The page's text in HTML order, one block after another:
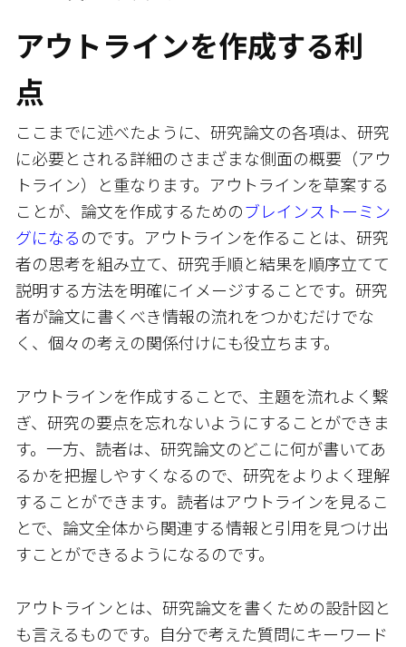
アウトラインを作成する利
点
ここまでに述べたように、研究論文の各項は、研究
に必要とされる詳細のさまざまな側面の概要（アウ
トライン）と重なります。アウトラインを草案する
ことが、論文を作成するためのブレインストーミン
グになるのです。アウトラインを作ることは、研究
者の思考を組み立て、研究手順と結果を順序立てて
説明する方法を明確にイメージすることです。研究
者が論文に書くべき情報の流れをつかむだけでな
く、個々の考えの関係付けにも役立ちます。
アウトラインを作成することで、主題を流れよく繋
ぎ、研究の要点を忘れないようにすることができま
す。一方、読者は、研究論文のどこに何が書いてあ
るかを把握しやすくなるので、研究をよりよく理解
することができます。読者はアウトラインを見るこ
とで、論文全体から関連する情報と引用を見つけ出
すことができるようになるのです。
アウトラインとは、研究論文を書くための設計図と
も言えるものです。自分で考えた質問にキーワード